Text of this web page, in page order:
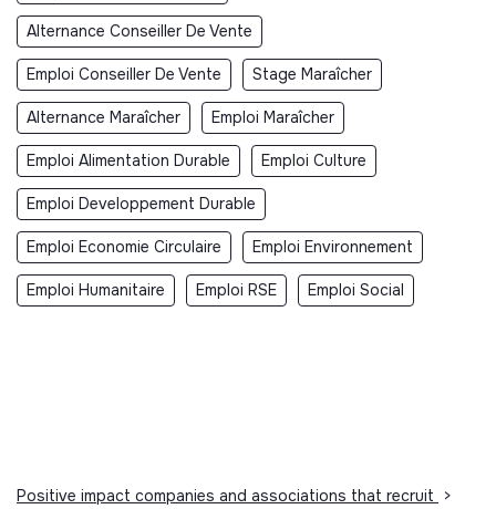
Alternance Conseiller De Vente
Emploi Conseiller De Vente Stage Maraîcher
Alternance Maraîcher Emploi Maraîcher
Emploi Alimentation Durable Emploi Culture
Emploi Developpement Durable
Emploi Economie Circulaire Emploi Environnement
Emploi Humanitaire Emploi RSE Emploi Social
Positive impact companies and associations that recruit
>